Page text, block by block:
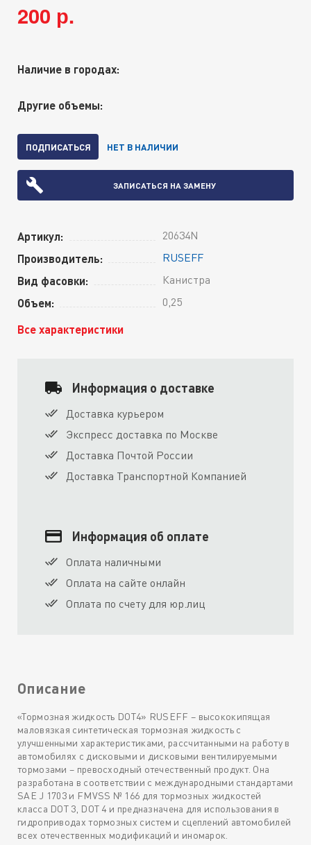
200 р.
Наличие в городах:
Другие объемы:
ПОДПИСАТЬСЯ НЕТ В НАЛИЧИИ
ЗАПИСАТЬСЯ НА ЗАМЕНУ
Артикул: 20634N
Производитель: RUSEFF
Вид фасовки: Канистра
Объем: 0,25
Все характеристики
Информация о доставке
Доставка курьером
Экспресс доставка по Москве
Доставка Почтой России
Доставка Транспортной Компанией
Информация об оплате
Оплата наличными
Оплата на сайте онлайн
Оплата по счету для юр.лиц
Описание
«Тормозная жидкость DOT4» RUSEFF – высококипящая
маловязкая синтетическая тормозная жидкость с
улучшенными характеристиками, рассчитанными на работу в
автомобилях с дисковыми и дисковыми вентилируемыми
тормозами – превосходный отечественный продукт. Она
разработана в соответствии с международными стандартами
SAE J 1703 и FMVSS № 166 для тормозных жидкостей
класса DOT 3, DOT 4 и предназначена для использования в
гидроприводах тормозных систем и сцеплений автомобилей
всех отечественных модификаций и иномарок.